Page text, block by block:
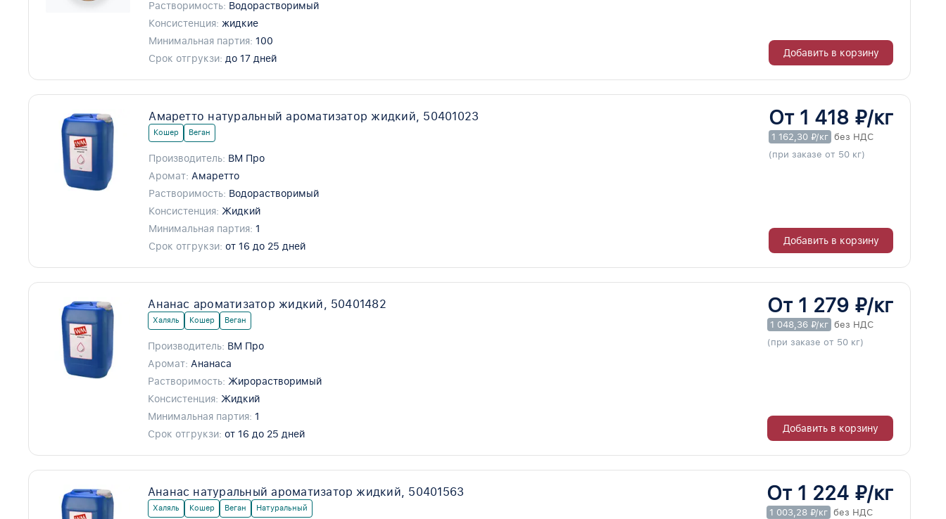
Растворимость: Водорастворимый
Консистенция: жидкие
Минимальная партия: 100
Срок отгрукзи: до 17 дней Добавить в корзину
Амаретто натуральный ароматизатор жидкий, 50401023
Кошер Веган
Производитель: ВМ Про
Аромат: Амаретто
Растворимость: Водорастворимый
Консистенция: Жидкий
Минимальная партия: 1
Срок отгрукзи: от 16 до 25 дней
От 1 418 ₽/кг
1 162,30 ₽/кг без НДС
(при заказе от 50 кг)
Добавить в корзину
Ананас ароматизатор жидкий, 50401482
Халяль Кошер Веган
Производитель: ВМ Про
Аромат: Ананаса
Растворимость: Жирорастворимый
Консистенция: Жидкий
Минимальная партия: 1
Срок отгрукзи: от 16 до 25 дней
От 1 279 ₽/кг
1 048,36 ₽/кг без НДС
(при заказе от 50 кг)
Добавить в корзину
Ананас натуральный ароматизатор жидкий, 50401563
Халяль Кошер Веган Натуральный
От 1 224 ₽/кг
1 003,28 ₽/кг без НДС